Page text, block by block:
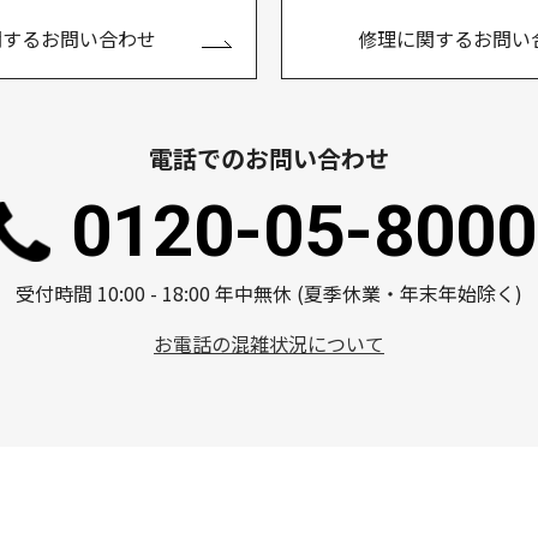
るお問い合わせ 修理に関するお問い
電話でのお問い合わせ
0120-05-8000
受付時間 10:00 - 18:00 年中無休 (夏季休業・年末年始除く)
お電話の混雑状況について